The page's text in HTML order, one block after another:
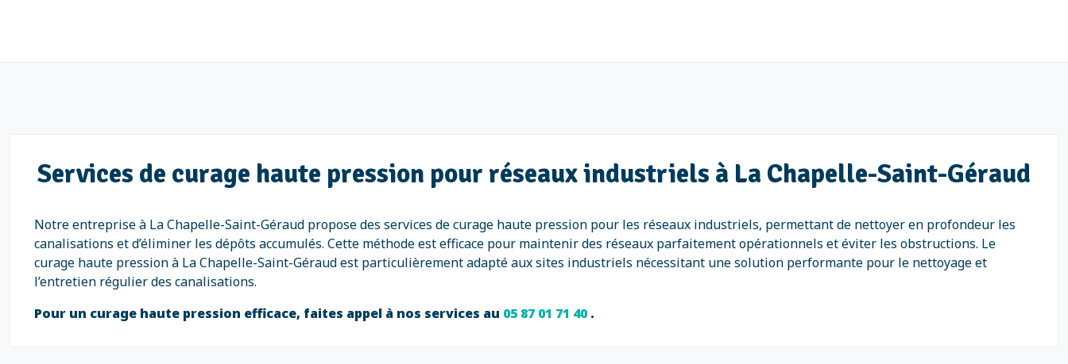
Services de curage haute pression pour réseaux industriels à La Chapelle-Saint-Géraud
Notre entreprise à La Chapelle-Saint-Géraud propose des services de curage haute pression pour les réseaux industriels, permettant de nettoyer en profondeur les
canalisations et d’éliminer les dépôts accumulés. Cette méthode est efficace pour maintenir des réseaux parfaitement opérationnels et éviter les obstructions. Le
curage haute pression à La Chapelle-Saint-Géraud est particulièrement adapté aux sites industriels nécessitant une solution performante pour le nettoyage et
l’entretien régulier des canalisations.
Pour un curage haute pression efficace, faites appel à nos services au 05 87 01 71 40.